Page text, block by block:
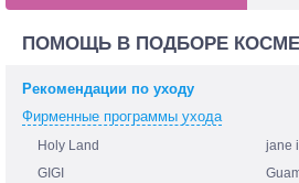
ПОМОЩЬ В ПОДБОРЕ
Рекомендации по уходу
Фирменные программы ухода
Holy Land
jane
GIGI